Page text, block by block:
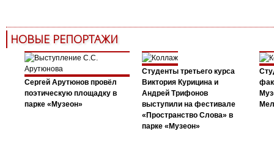
НОВЫЕ РЕПОРТАЖИ
Сергей Арутюнов провёл
поэтическую площадку в
парке «Музеон»
Студенты третьего курса
Виктория Курицина и
Андрей Трифонов
выступили на фестивале
«Пространство Слова» в
парке «Музеон»